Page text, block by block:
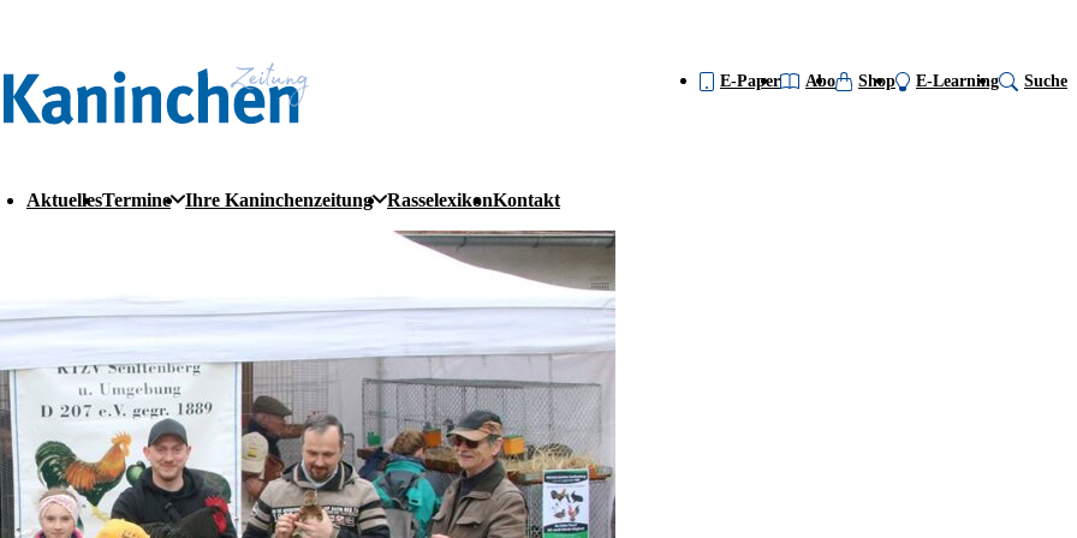
AktuellesTermine Ihre Kaninchenzeitung RasselexikonKontakt
E-Paper Abo Shop E-Learning Suche